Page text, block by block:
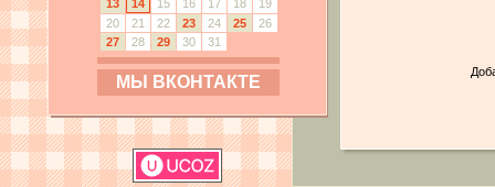
13
14 15 16 17 18
19
20
21 22 23 24 25
26
27
28 29 30 31
МЫ ВКОНТАКТЕ